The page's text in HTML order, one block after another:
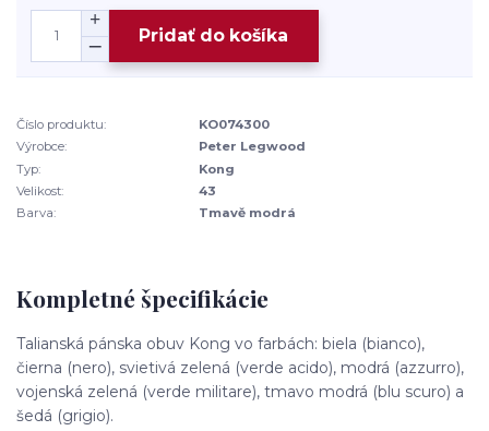
Pridať do košíka
Číslo produktu:
KO074300
Výrobce:
Peter Legwood
Typ:
Kong
Velikost:
43
Barva:
Tmavě modrá
Kompletné špecifikácie
Talianská pánska obuv Kong vo farbách: biela (bianco),
čierna (nero), svietivá zelená (verde acido), modrá (azzurro),
vojenská zelená (verde militare), tmavo modrá (blu scuro) a
šedá (grigio).